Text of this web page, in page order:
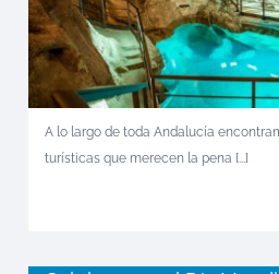
A lo largo de toda Andalucía
turísticas que merecen la pena [...]